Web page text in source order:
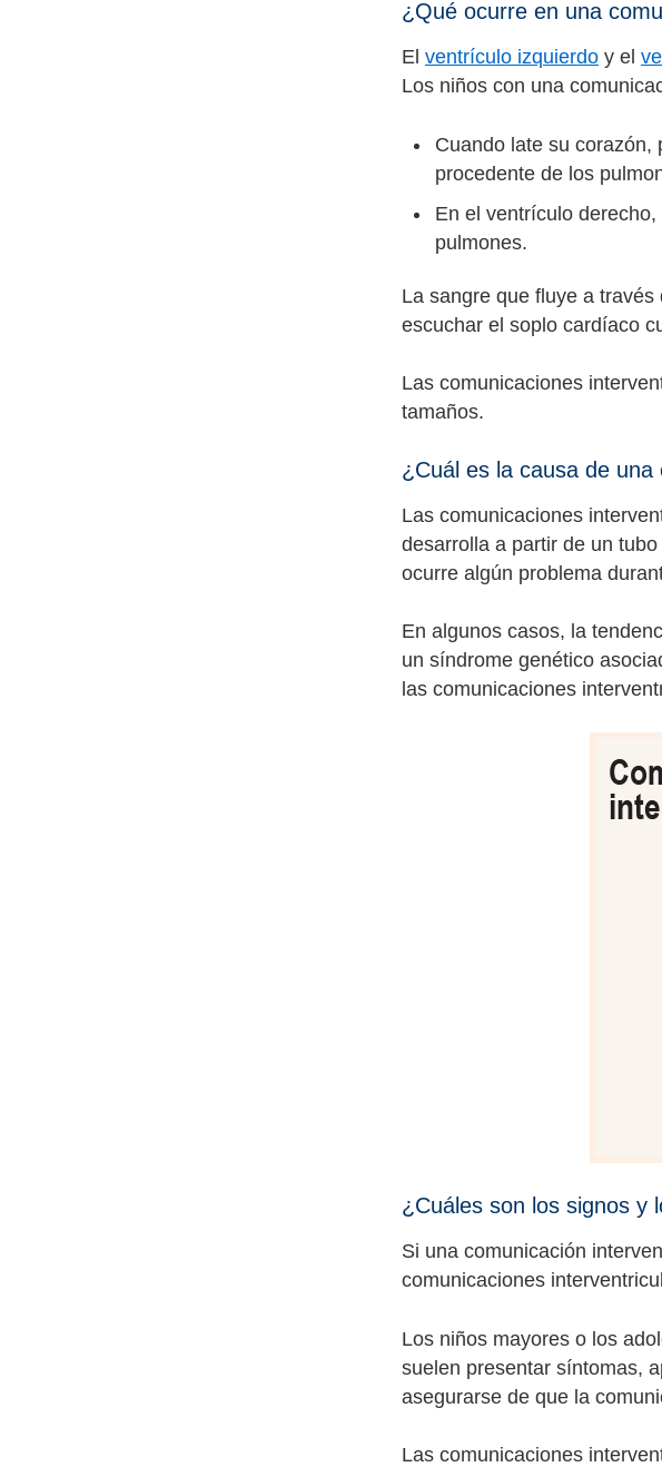
¿Qué ocurre en una
El ventrículo izquierdo y el
Los niños con una
Cuando late su
procedente de los
En el ventrículo
pulmones.
La sangre que fluye a
escuchar el soplo cardíaco
Las comunicaciones
tamaños.
¿Cuál es la causa de
Las comunicaciones
desarrolla a partir de un
ocurre algún problema
En algunos casos, la
un síndrome genético
las comunicaciones
¿Cuáles son los signos y
Si una comunicación
comunicaciones
Los niños mayores o los
suelen presentar síntomas,
asegurarse de que la
Las comunicaciones